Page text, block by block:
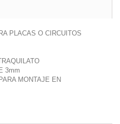
PLACAS O CIRCUITOS
3mm
MONTAJE EN